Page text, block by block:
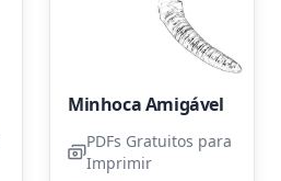
Minhoca Amigável
PDFs Gratuitos para
Imprimir